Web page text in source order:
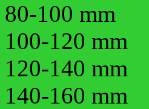
80-100 mm
100-120 mm
120-140 mm
140-160 mm